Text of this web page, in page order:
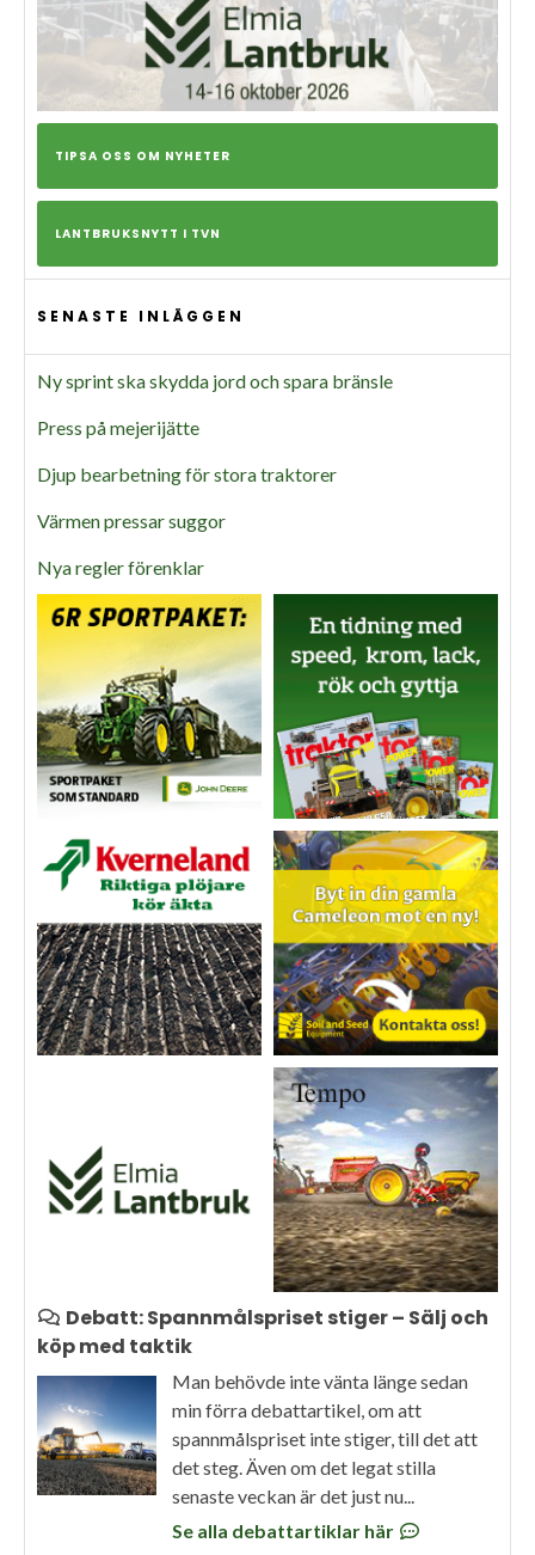
TIPSA OSS OM NYHETER
LANTBRUKSNYTT I TVN
SENASTE INLÄGGEN
Ny sprint ska skydda jord och spara bränsle
Press på mejerijätte
Djup bearbetning för stora traktorer
Värmen pressar suggor
Nya regler förenklar
Debatt: Spannmålspriset stiger – Sälj och
köp med taktik
Man behövde inte vänta länge sedan
min förra debattartikel, om att
spannmålspriset inte stiger, till det att
det steg. Även om det legat stilla
senaste veckan är det just nu...
Se alla debattartiklar här